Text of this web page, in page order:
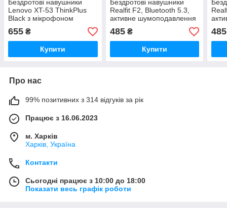
Бездротові навушники
Lenovo XT-53 ThinkPlus
Black з мікрофоном
Bluetooth 5.4
655 ₴
Купити
Бездротові навушники
Realfit F2, Bluetooth 5.3,
активне шумоподавлення
38dB Рожеві
485₴
Купити
485
Про нас
99% позитивних з 314 відгуків за рік
Працює з 16.06.2023
м. Харків
Харків, Україна
Контакти
Сьогодні працює з 10:00 до 18:00
Показати весь графік роботи